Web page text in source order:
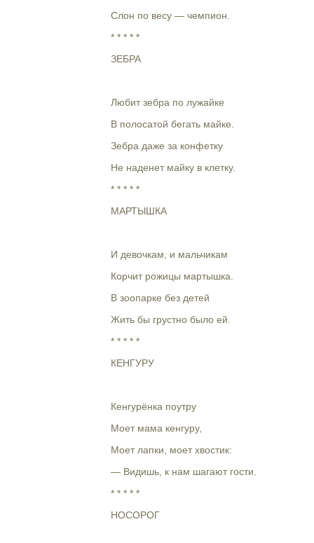
Слон по весу — чемпион.
* * * * *
ЗЕБРА
Любит зебра по лужайке
В полосатой бегать майке.
Зебра даже за конфетку
Не наденет майку в клетку.
* * * * *
МАРТЫШКА
И девочкам, и мальчикам
Корчит рожицы мартышка.
В зоопарке без детей
Жить бы грустно было ей.
* * * * *
КЕНГУРУ
Кенгурёнка поутру
Моет мама кенгуру,
Моет лапки, моет хвостик:
— Видишь, к нам шагают гости.
* * * * *
НОСОРОГ